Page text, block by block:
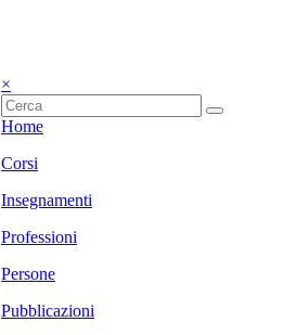
×
Home
Corsi
Insegnamenti
Professioni
Persone
Pubblicazioni